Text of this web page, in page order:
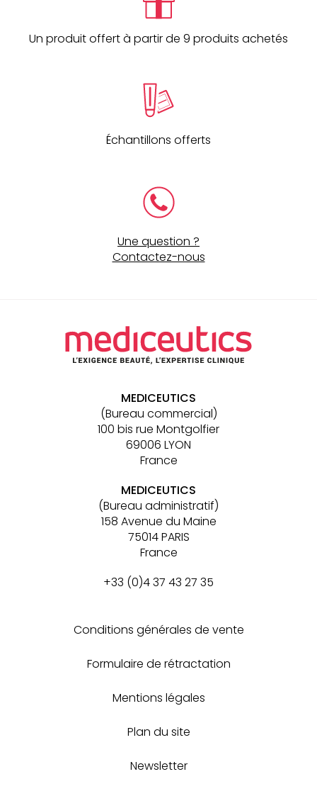
Un produit offert à partir de 9 produits achetés
Échantillons offerts
Une question ?
Contactez-nous
MEDICEUTICS
(Bureau commercial)
100 bis rue Montgolfier
69006 LYON
France
MEDICEUTICS
(Bureau administratif)
158 Avenue du Maine
75014 PARIS
France
+33 (0)4 37 43 27 35
secondaire
Conditions générales de vente
Formulaire de rétractation
Mentions légales
Plan du site
Newsletter